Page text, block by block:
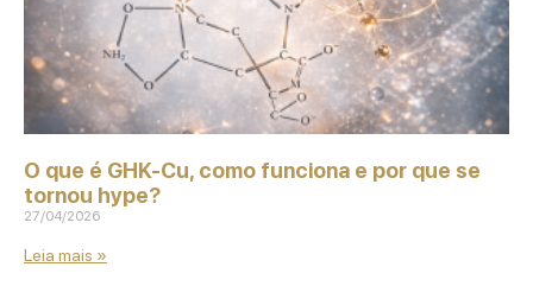
O que é GHK‑Cu, como funciona e por que se
tornou hype?
27/04/2026
Leia mais »